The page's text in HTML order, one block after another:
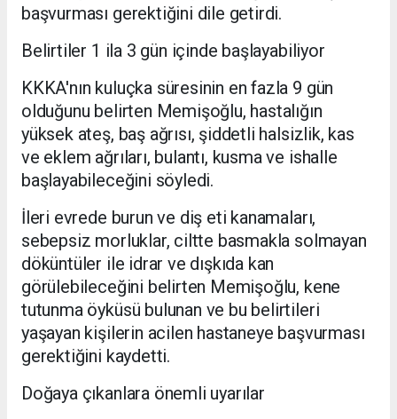
başvurması gerektiğini dile getirdi.
Belirtiler 1 ila 3 gün içinde başlayabiliyor
KKKA'nın kuluçka süresinin en fazla 9 gün
olduğunu belirten Memişoğlu, hastalığın
yüksek ateş, baş ağrısı, şiddetli halsizlik, kas
ve eklem ağrıları, bulantı, kusma ve ishalle
başlayabileceğini söyledi.
İleri evrede burun ve diş eti kanamaları,
sebepsiz morluklar, ciltte basmakla solmayan
döküntüler ile idrar ve dışkıda kan
görülebileceğini belirten Memişoğlu, kene
tutunma öyküsü bulunan ve bu belirtileri
yaşayan kişilerin acilen hastaneye başvurması
gerektiğini kaydetti.
Doğaya çıkanlara önemli uyarılar